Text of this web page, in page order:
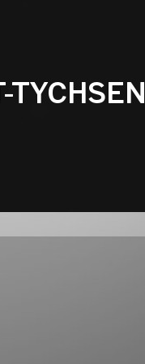
TYCHSEN